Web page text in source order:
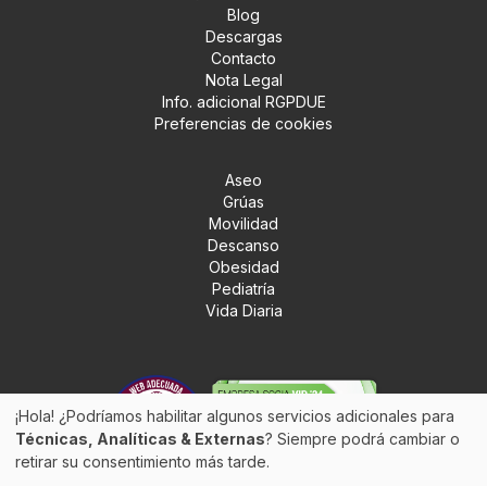
Blog
Descargas
Contacto
Nota Legal
Info. adicional RGPDUE
Preferencias de cookies
Aseo
Grúas
Movilidad
Descanso
Obesidad
Pediatría
Vida Diaria
¡Hola! ¿Podríamos habilitar algunos servicios adicionales para
Técnicas, Analíticas & Externas? Siempre podrá cambiar o
retirar su consentimiento más tarde.